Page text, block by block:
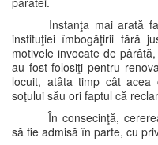
Instanţa mai arată
instituţiei îmbogăţirii fără
motivele invocate de
au fost folosiţi pentru
locuit, atâta timp cât
soţului său ori faptul că
În consecinţă,
să fie admisă în parte, cu